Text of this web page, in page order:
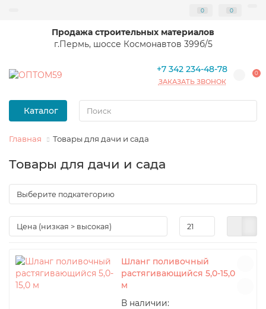
0 0
Продажа строительных материалов
г.Пермь, шоссе Космонавтов 399б/5
+7 342 234-48-78
ЗАКАЗАТЬ ЗВОНОК
0
Каталог
Главная Товары для дачи и сада
Товары для дачи и сада
Шланг поливочный
растягивающийся 5,0-15,0
м
В наличии: